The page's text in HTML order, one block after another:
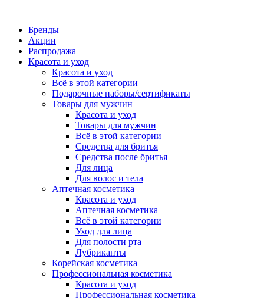
Бренды
Акции
Распродажа
Красота и уход
Красота и уход
Всё в этой категории
Подарочные наборы/сертификаты
Товары для мужчин
Красота и уход
Товары для мужчин
Всё в этой категории
Средства для бритья
Средства после бритья
Для лица
Для волос и тела
Аптечная косметика
Красота и уход
Аптечная косметика
Всё в этой категории
Уход для лица
Для полости рта
Лубриканты
Корейская косметика
Профессиональная косметика
Красота и уход
Профессиональная косметика